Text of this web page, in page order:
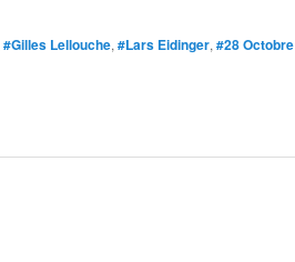
#Gilles Lellouche, #Lars Eidinger, #28 Octobre